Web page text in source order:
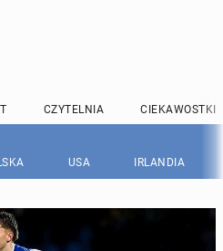
CZYTELNIA CIEKAWOSTKI
USA IRLANDIA